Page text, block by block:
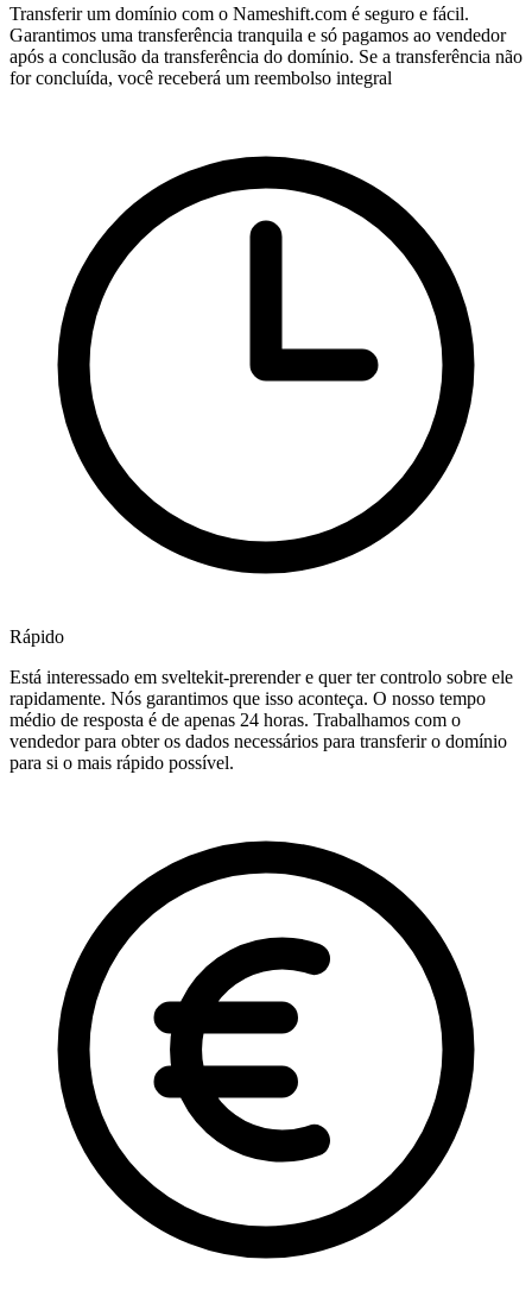
Transferir um domínio com o Nameshift.com é seguro e fácil.
Garantimos uma transferência tranquila e só pagamos ao vendedor
após a conclusão da transferência do domínio. Se a transferência não
for concluída, você receberá um reembolso integral
Rápido
Está interessado em sveltekit-prerender e quer ter controlo sobre ele
rapidamente. Nós garantimos que isso aconteça. O nosso tempo
médio de resposta é de apenas 24 horas. Trabalhamos com o
vendedor para obter os dados necessários para transferir o domínio
para si o mais rápido possível.